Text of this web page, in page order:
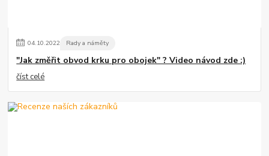
04.10.2022 Rady a náměty
"Jak změřit obvod krku pro obojek" ? Video návod zde :)
číst celé